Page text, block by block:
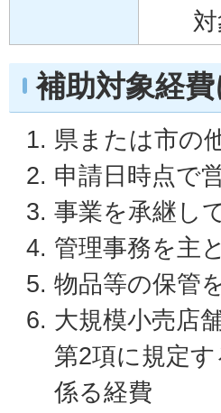
補助対象経
県または市の
申請日時点で
事業を承継し
管理事務を主
物品等の保管
大規模小売店
第2項に規定
係る経費